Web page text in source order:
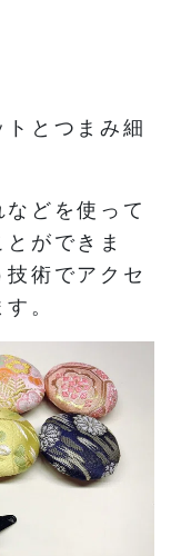
とつまみ細
どを使って
ができま
術でアクセ
。